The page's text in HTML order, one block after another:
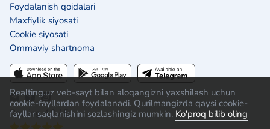
Realting.uz veb-sayt bilan aloqangizni yaxshilash uchun
cookie-fayllardan foydalanadi. Qurilmangizda qaysi cookie-
fayllar saqlanishini sozlashingiz mumkin. Ko'proq bilib oling
Foydalanish qoidalari
Maxfiylik siyosati
Cookie siyosati
Ommaviy shartnoma
Reyting 4.9 / 5: